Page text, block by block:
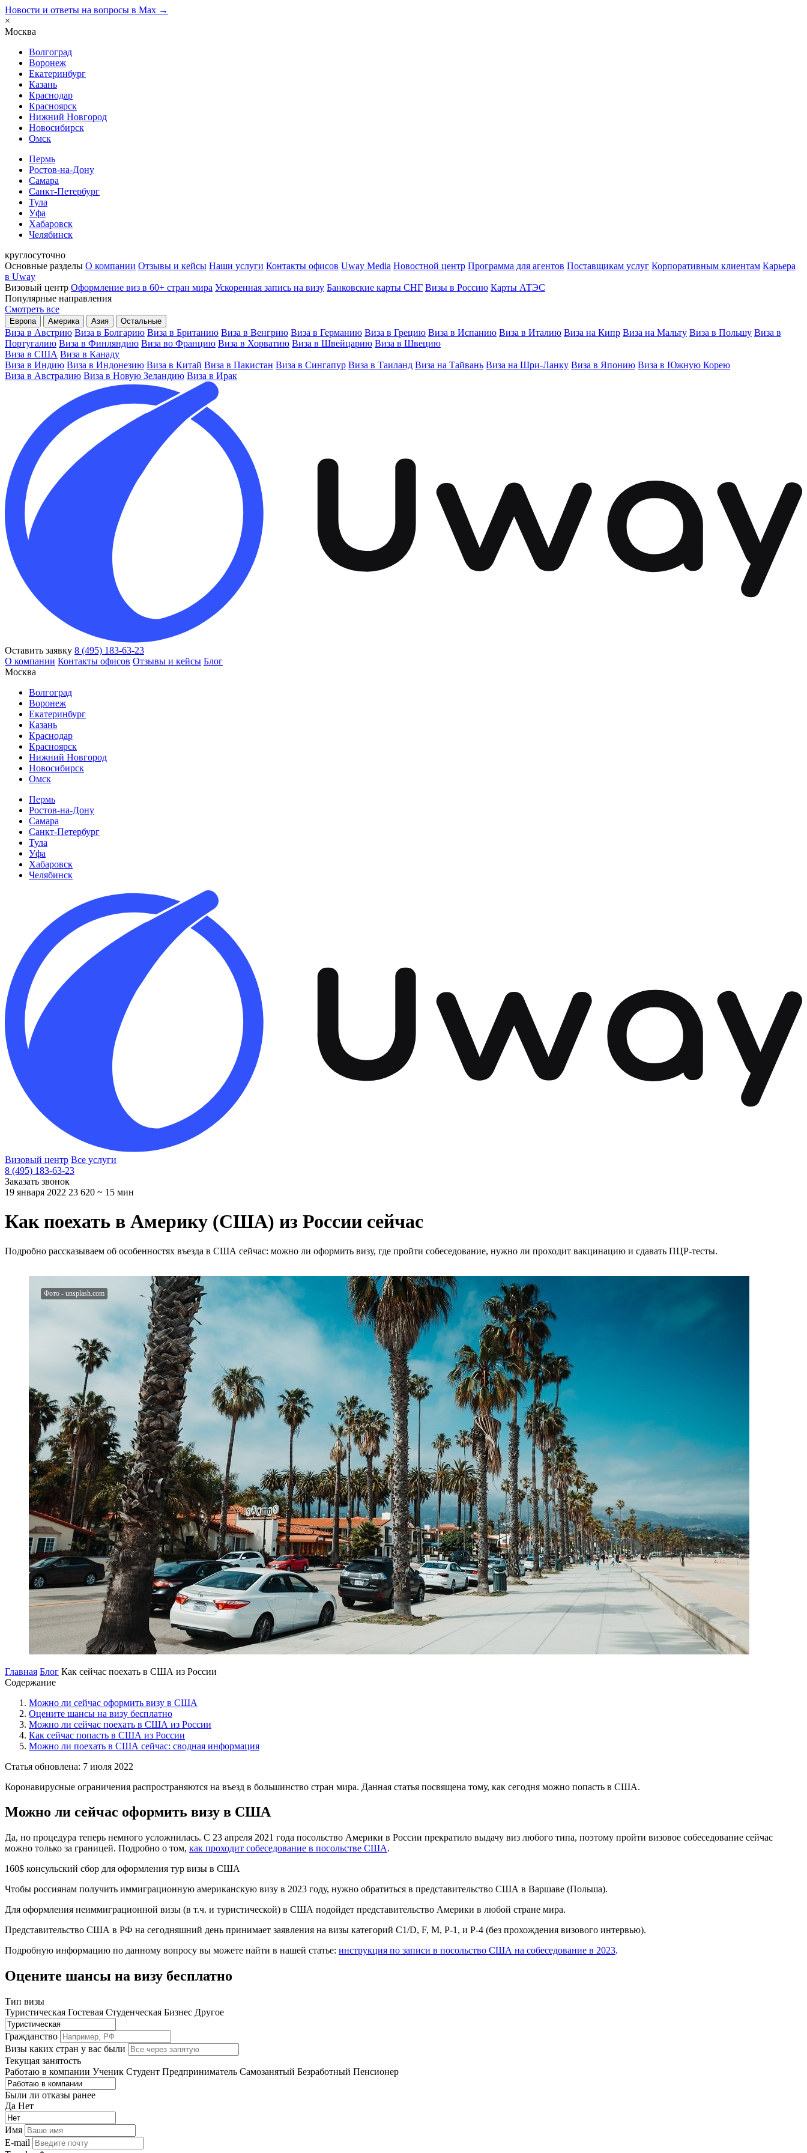
Новости и ответы на вопросы в Max →
×
Москва
Волгоград
Воронеж
Екатеринбург
Казань
Краснодар
Красноярск
Нижний Новгород
Новосибирск
Омск
Пермь
Ростов-на-Дону
Самара
Санкт-Петербург
Тула
Уфа
Хабаровск
Челябинск
круглосуточно
Основные разделы О компании Отзывы и кейсы Наши услуги Контакты офисов Uway Media Новостной центр Программа для агентов Поставщикам услуг Корпоративным клиентам Карьера
в Uway
Визовый центр Оформление виз в 60+ стран мира Ускоренная запись на визу Банковские карты СНГ Визы в Россию Карты АТЭС
Популярные направления
Смотреть все
Европа Америка Азия Остальные
Виза в Австрию Виза в Болгарию Виза в Британию Виза в Венгрию Виза в Германию Виза в Грецию Виза в Испанию Виза в Италию Виза на Кипр Виза на Мальту Виза в Польшу Виза в
Португалию Виза в Финляндию Виза во Францию Виза в Хорватию Виза в Швейцарию Виза в Швецию
Виза в США Виза в Канаду
Виза в Индию Виза в Индонезию Виза в Китай Виза в Пакистан Виза в Сингапур Виза в Таиланд Виза на Тайвань Виза на Шри-Ланку Виза в Японию Виза в Южную Корею
Виза в Австралию Виза в Новую Зеландию Виза в Ирак
Оставить заявку 8 (495) 183-63-23
О компании Контакты офисов Отзывы и кейсы Блог
Москва
Волгоград
Воронеж
Екатеринбург
Казань
Краснодар
Красноярск
Нижний Новгород
Новосибирск
Омск
Пермь
Ростов-на-Дону
Самара
Санкт-Петербург
Тула
Уфа
Хабаровск
Челябинск
Визовый центр Все услуги
8 (495) 183-63-23
Заказать звонок
19 января 2022 23 620 ~ 15 мин
Как поехать в Америку (США) из России сейчас
Подробно рассказываем об особенностях въезда в США сейчас: можно ли оформить визу, где пройти собеседование, нужно ли проходит вакцинацию и сдавать ПЦР-тесты.
Главная Блог Как сейчас поехать в США из России
Содержание
Можно ли сейчас оформить визу в США
Оцените шансы на визу бесплатно
Можно ли сейчас поехать в США из России
Как сейчас попасть в США из России
Можно ли поехать в США сейчас: сводная информация
Статья обновлена: 7 июля 2022
Коронавирусные ограничения распространяются на въезд в большинство стран мира. Данная статья посвящена тому, как сегодня можно попасть в США.
Можно ли сейчас оформить визу в США
Да, но процедура теперь немного усложнилась. С 23 апреля 2021 года посольство Америки в России прекратило выдачу виз любого типа, поэтому пройти визовое собеседование сейчас
можно только за границей. Подробно о том, как проходит собеседование в посольстве США.
160$ консульский сбор для оформления тур визы в США
Чтобы россиянам получить иммиграционную американскую визу в 2023 году, нужно обратиться в представительство США в Варшаве (Польша).
Для оформления неиммиграционной визы (в т.ч. и туристической) в США подойдет представительство Америки в любой стране мира.
Представительство США в РФ на сегодняшний день принимает заявления на визы категорий C1/D, F, M, P-1, и P-4 (без прохождения визового интервью).
Подробную информацию по данному вопросу вы можете найти в нашей статье: инструкция по записи в посольство США на собеседование в 2023.
Оцените шансы на визу бесплатно
Тип визы
Туристическая Гостевая Студенческая Бизнес Другое
Гражданство
Визы каких стран у вас были
Текущая занятость
Работаю в компании Ученик Студент Предприниматель Самозанятый Безработный Пенсионер
Были ли отказы ранее
Да Нет
Имя
E-mail